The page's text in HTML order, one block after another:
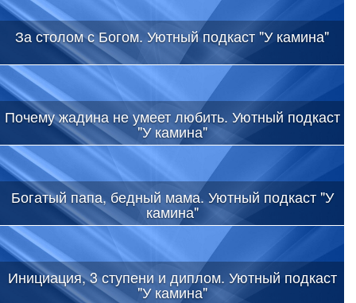
За столом с Богом. Уютный подкаст "У камина"
Почему жадина не умеет любить. Уютный подкаст
"У камина"
Богатый папа, бедный мама. Уютный подкаст "У
камина"
Инициация, 3 ступени и диплом. Уютный подкаст
"У камина"